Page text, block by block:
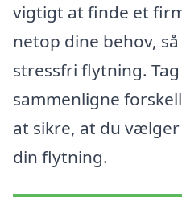
vigtigt at finde et
netop dine behov,
stressfri flytning.
sammenligne
at sikre, at du
din flytning.